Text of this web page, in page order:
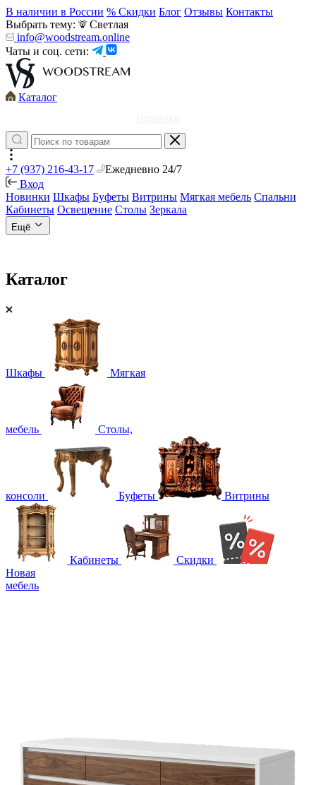
В наличии в России % Скидки Блог Отзывы Контакты
Выбрать тему:
Светлая
info@woodstream.online
Чаты и соц. сети:
Каталог
+7 (937) 216-43-17
Ежедневно 24/7
Вход
Новинки Шкафы Буфеты Витрины Мягкая мебель Спальни
Кабинеты Освещение Столы Зеркала
Ещё
Каталог
Шкафы Мягкая
мебель Столы,
консоли Буфеты Витрины
Кабинеты
Скидки
Новая
мебель